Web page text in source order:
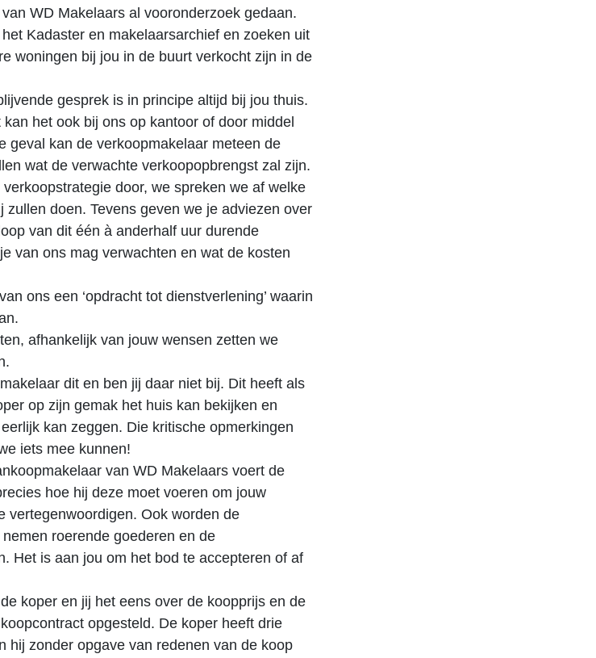
WD Makelaars al vooronderzoek gedaan.
Kadaster en makelaarsarchief en zoeken uit
woningen bij jou in de buurt verkocht zijn in de
gesprek is in principe altijd bij jou thuis.
het ook bij ons op kantoor of door middel
geval kan de verkoopmakelaar meteen de
wat de verwachte verkoopopbrengst zal zijn.
door, we spreken we af welke
zullen doen. Tevens geven we je adviezen over
van dit één à anderhalf uur durende
van ons mag verwachten en wat de kosten
ons een ‘opdracht tot dienstverlening’ waarin
afhankelijk van jouw wensen zetten we
dit en ben jij daar niet bij. Dit heeft als
op zijn gemak het huis kan bekijken en
kan zeggen. Die kritische opmerkingen
iets mee kunnen!
van WD Makelaars voert de
hoe hij deze moet voeren om jouw
vertegenwoordigen. Ook worden de
roerende goederen en de
Het is aan jou om het bod te accepteren of af
koper en jij het eens over de koopprijs en de
opgesteld. De koper heeft drie
hij zonder opgave van redenen van de koop